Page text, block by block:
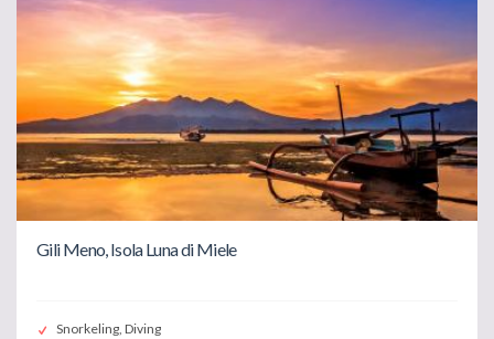
Gili Meno, Isola Luna di Miele
Snorkeling, Diving